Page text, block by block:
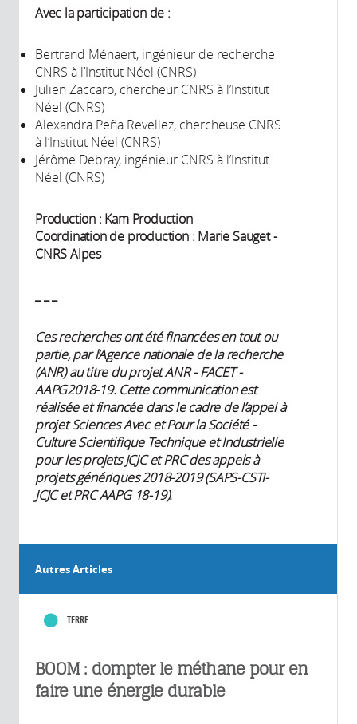
Avec la participation de :
Bertrand Ménaert, ingénieur de recherche
CNRS à l’Institut Néel (CNRS)
Julien Zaccaro, chercheur CNRS à l’Institut
Néel (CNRS)
Alexandra Peña Revellez, chercheuse CNRS
à l’Institut Néel (CNRS)
Jérôme Debray, ingénieur CNRS à l’Institut
Néel (CNRS)
Production : Kam Production
Coordination de production : Marie Sauget -
CNRS Alpes
Ces recherches ont été financées en tout ou
partie, par l’Agence nationale de la recherche
(ANR) au titre du projet ANR - FACET -
AAPG2018-19. Cette communication est
réalisée et financée dans le cadre de l’appel à
projet Sciences Avec et Pour la Société -
Culture Scientifique Technique et Industrielle
pour les projets JCJC et PRC des appels à
projets génériques 2018-2019 (SAPS-CSTI-
JCJC et PRC AAPG 18-19).
Autres Articles
TERRE
BOOM : dompter le méthane pour en
faire une énergie durable